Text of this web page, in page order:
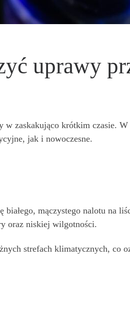
uprawy
zaskakująco krótkim czasie.
jak i nowoczesne.
białego, mączystego nalotu na
oraz niskiej wilgotności.
strefach klimatycznych, co